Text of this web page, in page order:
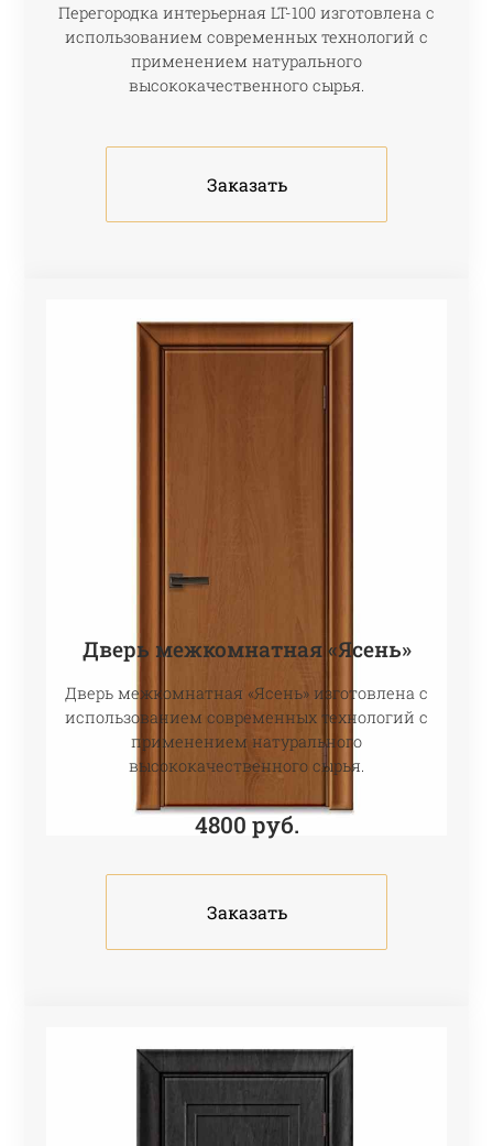
Перегородка интерьерная LT-100 изготовлена с
использованием современных технологий с
применением натурального
высококачественного сырья.
Заказать
Дверь межкомнатная «Ясень»
Дверь межкомнатная «Ясень» изготовлена с
использованием современных технологий с
применением натурального
высококачественного сырья.
4800 руб.
Заказать